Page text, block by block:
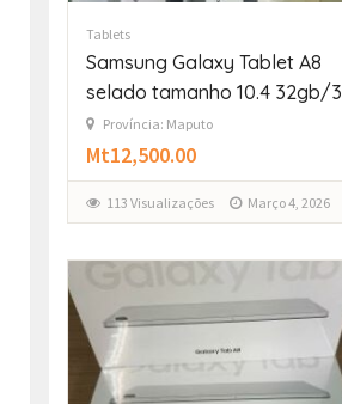
Tablets
Samsung Galaxy Tablet A8
selado tamanho 10.4 32gb/3
Província: Maputo
Mt12,500.00
113 Visualizações Março 4, 2026